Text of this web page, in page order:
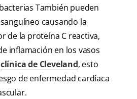
También pueden
causando la
de la proteína C reactiva,
inflamación en los vasos
clínica de Cleveland, esto
de enfermedad cardíaca